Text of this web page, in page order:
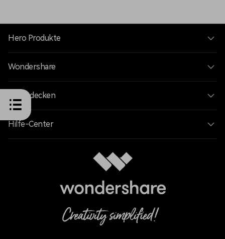
Hero Produkte
Wondershare
KI entdecken
Hilfe-Center